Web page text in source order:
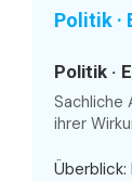
Politik ·
Politik ·
Sachliche
ihrer